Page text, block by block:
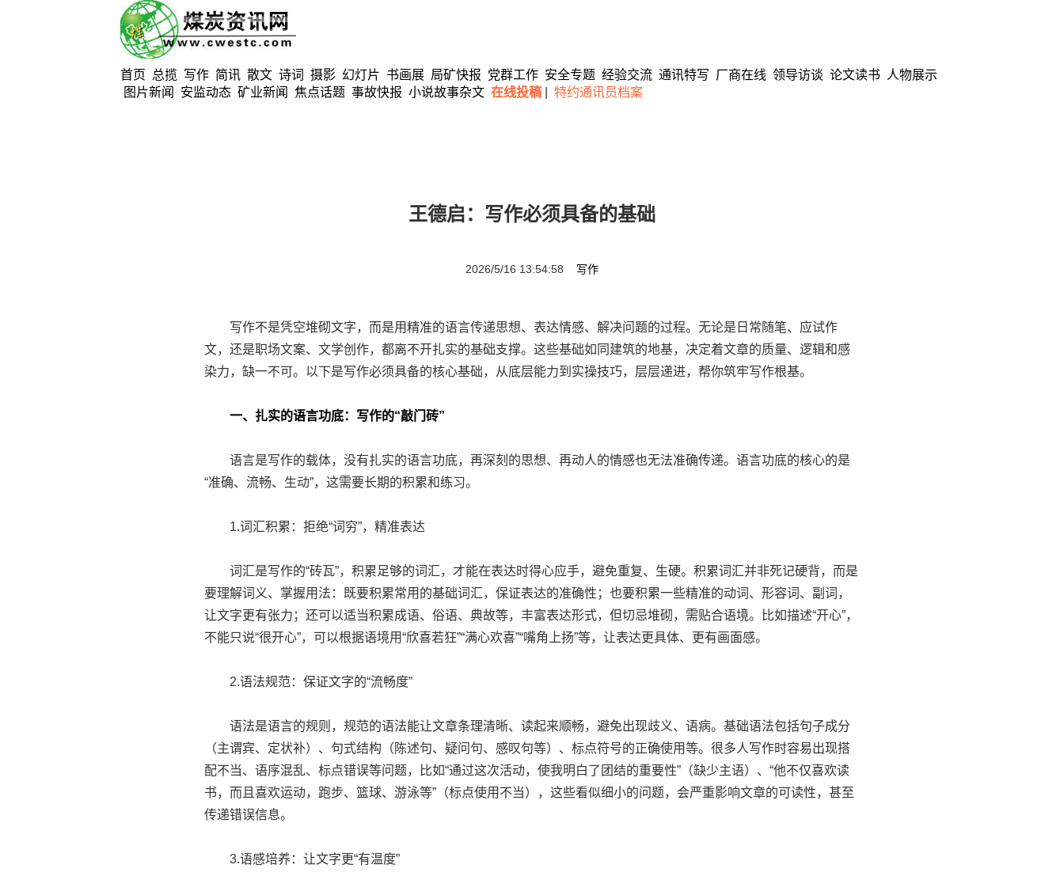
首页 总揽 写作 简讯 散文 诗词 摄影 幻灯片 书画展 局矿快报 党群工作 安全专题 经验交流 通讯特写 厂商在线 领导访谈 论文读书
人物展示
图片新闻
安监动态 矿业新闻 焦点话题 事故快报 小说故事杂文 在线投稿 特约通讯员档案
王德启：写作必须具备的基础
2026/5/16 13:54:58 写作
写作不是凭空堆砌文字，而是用精准的语言传递思想、表达情感、解决问题的过程。无论是日常随笔、应试作
文，还是职场文案、文学创作，都离不开扎实的基础支撑。这些基础如同建筑的地基，决定着文章的质量、逻辑和感
染力，缺一不可。以下是写作必须具备的核心基础，从底层能力到实操技巧，层层递进，帮你筑牢写作根基。
一、扎实的语言功底：写作的“敲门砖”
语言是写作的载体，没有扎实的语言功底，再深刻的思想、再动人的情感也无法准确传递。语言功底的核心的是
“准确、流畅、生动”，这需要长期的积累和练习。
1.词汇积累：拒绝“词穷”，精准表达
词汇是写作的“砖瓦”，积累足够的词汇，才能在表达时得心应手，避免重复、生硬。积累词汇并非死记硬背，而是
要理解词义、掌握用法：既要积累常用的基础词汇，保证表达的准确性；也要积累一些精准的动词、形容词、副词，
让文字更有张力；还可以适当积累成语、俗语、典故等，丰富表达形式，但切忌堆砌，需贴合语境。比如描述“开心”，
不能只说“很开心”，可以根据语境用“欣喜若狂”“满心欢喜”“嘴角上扬”等，让表达更具体、更有画面感。
2.语法规范：保证文字的“流畅度”
语法是语言的规则，规范的语法能让文章条理清晰、读起来顺畅，避免出现歧义、语病。基础语法包括句子成分
（主谓宾、定状补）、句式结构（陈述句、疑问句、感叹句等）、标点符号的正确使用等。很多人写作时容易出现搭
配不当、语序混乱、标点错误等问题，比如“通过这次活动，使我明白了团结的重要性”（缺少主语）、“他不仅喜欢读
书，而且喜欢运动，跑步、篮球、游泳等”（标点使用不当），这些看似细小的问题，会严重影响文章的可读性，甚至
传递错误信息。
3.语感培养：让文字更“有温度”